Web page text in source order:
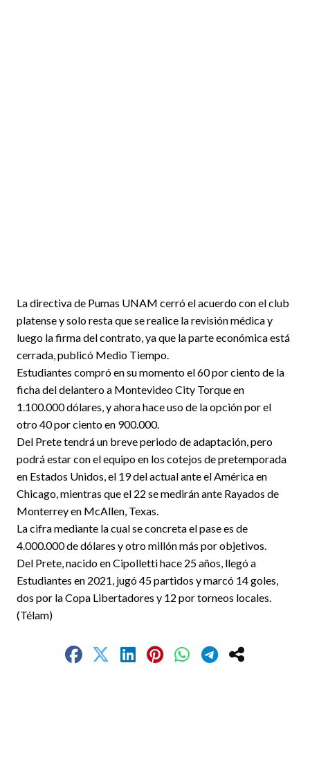
La directiva de Pumas UNAM cerró el acuerdo con el club
platense y solo resta que se realice la revisión médica y
luego la firma del contrato, ya que la parte económica está
cerrada, publicó Medio Tiempo.
Estudiantes compró en su momento el 60 por ciento de la
ficha del delantero a Montevideo City Torque en
1.100.000 dólares, y ahora hace uso de la opción por el
otro 40 por ciento en 900.000.
Del Prete tendrá un breve periodo de adaptación, pero
podrá estar con el equipo en los cotejos de pretemporada
en Estados Unidos, el 19 del actual ante el América en
Chicago, mientras que el 22 se medirán ante Rayados de
Monterrey en McAllen, Texas.
La cifra mediante la cual se concreta el pase es de
4.000.000 de dólares y otro millón más por objetivos.
Del Prete, nacido en Cipolletti hace 25 años, llegó a
Estudiantes en 2021, jugó 45 partidos y marcó 14 goles,
dos por la Copa Libertadores y 12 por torneos locales.
(Télam)